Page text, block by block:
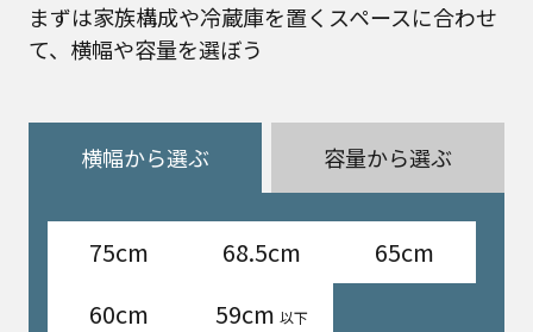
まずは家族構成や冷蔵庫を置くスペースに合わせ
て、横幅や容量を選ぼう
横幅から選ぶ 容量から選ぶ
75cm 68.5cm
65cm
60cm
59cm 以下